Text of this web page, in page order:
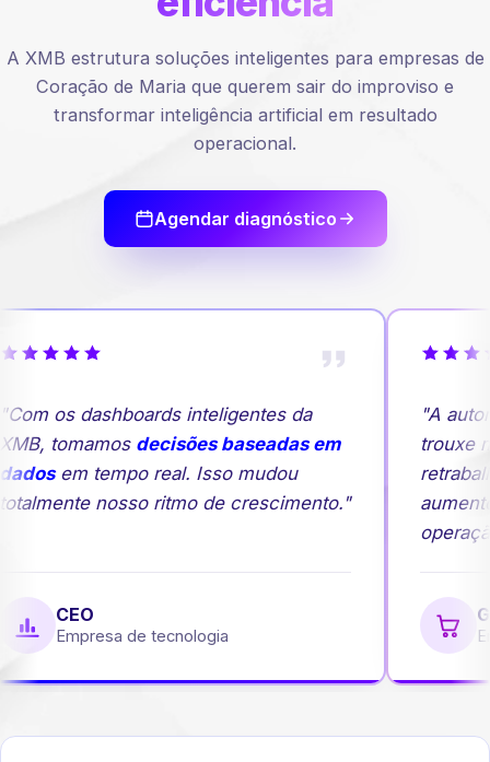
A XMB estrutura soluções inteligentes para empresas de
Coração de Maria que querem sair do improviso e
transformar inteligência artificial em resultado
operacional.
Agendar diagnóstico
os dashboards inteligentes da
tomamosdecisões baseadas em
em tempo real. Isso mudou
nosso ritmo de crescimento."
CEO
Empresa de tecnologia
"A
trouxe